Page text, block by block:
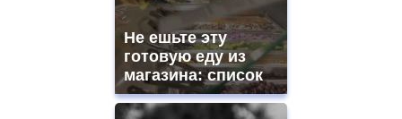
Не ешьте эту
готовую еду из
магазина: список